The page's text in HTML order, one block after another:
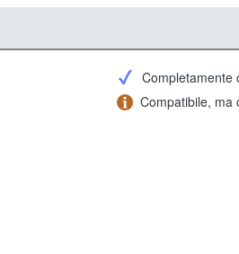
Completamente
Compatibile, ma